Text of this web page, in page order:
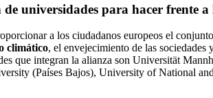
universidades para hacer frente a
a los ciudadanos europeos el
climático, el envejecimiento de las
que integran la alianza son Universität
(Países Bajos), University of National